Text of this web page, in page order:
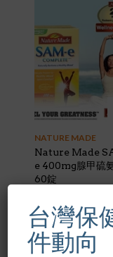
NATURE MADE
Nature Made
e 400mg腺甲硫
60錠
price
was:
$59.95.
台灣保
件動向